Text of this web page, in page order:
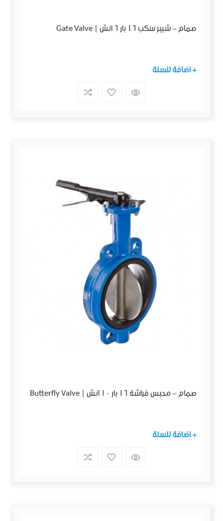
صمام - شيبر سكب 16 بار 6 انش | Gate Valve
+ اضافة للسلة
صمام - محبس فراشة 16 بار 10 انش | Butterfly Valve
+ اضافة للسلة